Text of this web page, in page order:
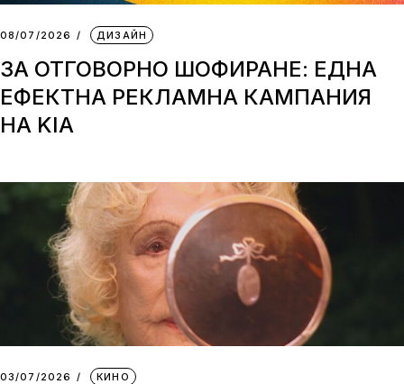
08/07/2026 ДИЗАЙН
ЗА ОТГОВОРНО ШОФИРАНЕ: ЕДНА
ЕФЕКТНА РЕКЛАМНА КАМПАНИЯ
НА KIA
03/07/2026 КИНО